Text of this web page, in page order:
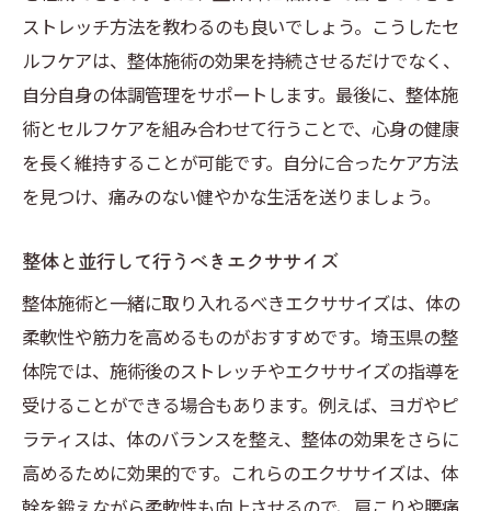
ストレッチ方法を教わるのも良いでしょう。こうしたセ
ルフケアは、整体施術の効果を持続させるだけでなく、
自分自身の体調管理をサポートします。最後に、整体施
術とセルフケアを組み合わせて行うことで、心身の健康
を長く維持することが可能です。自分に合ったケア方法
を見つけ、痛みのない健やかな生活を送りましょう。
整体と並行して行うべきエクササイズ
整体施術と一緒に取り入れるべきエクササイズは、体の
柔軟性や筋力を高めるものがおすすめです。埼玉県の整
体院では、施術後のストレッチやエクササイズの指導を
受けることができる場合もあります。例えば、ヨガやピ
ラティスは、体のバランスを整え、整体の効果をさらに
高めるために効果的です。これらのエクササイズは、体